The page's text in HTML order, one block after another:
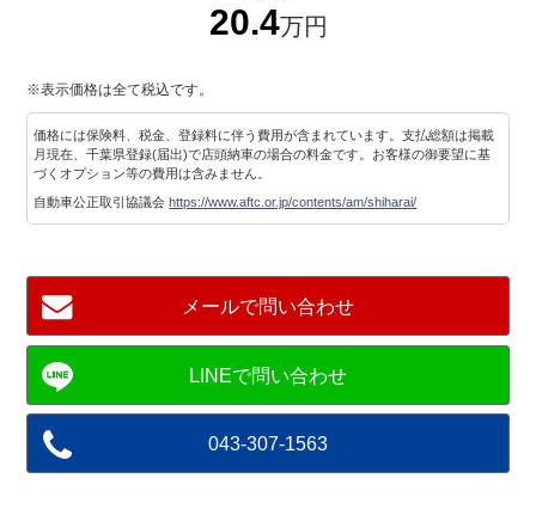
20.4万円
※表示価格は全て税込です。
価格には保険料、税金、登録料に伴う費用が含まれています。支払総額は掲載
月現在、千葉県登録(届出)で店頭納車の場合の料金です。お客様の御要望に基
づくオプション等の費用は含みません。
自動車公正取引協議会https://www.aftc.or.jp/contents/am/shiharai/
メールで問い合わせ
043-307-1563